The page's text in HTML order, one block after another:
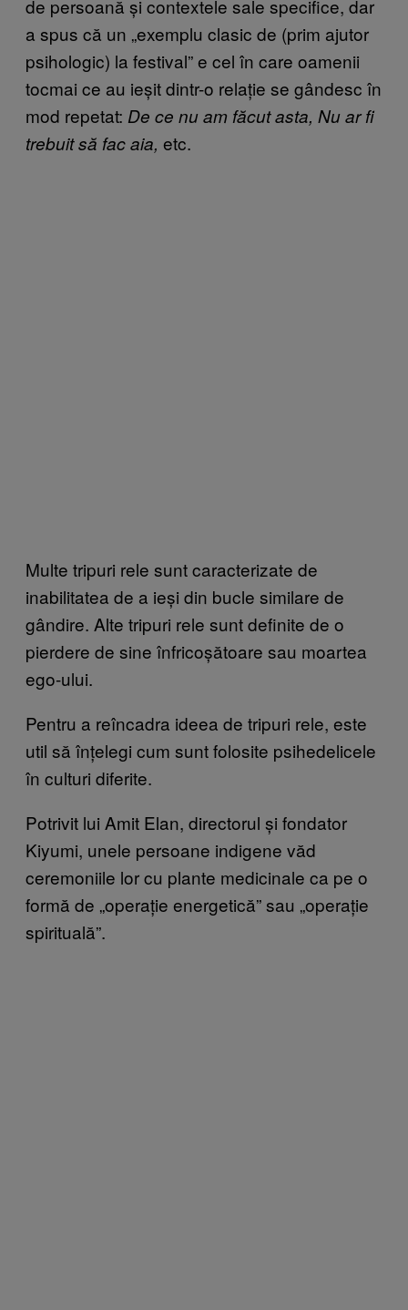
de persoană și contextele sale specifice, dar
a spus că un „exemplu clasic de (prim ajutor
psihologic) la festival” e cel în care oamenii
tocmai ce au ieșit dintr-o relație se gândesc în
mod repetat: De ce nu am făcut asta, Nu ar fi
trebuit să fac aia, etc.
Multe tripuri rele sunt caracterizate de
inabilitatea de a ieși din bucle similare de
gândire. Alte tripuri rele sunt definite de o
pierdere de sine înfricoșătoare sau moartea
ego-ului.
Pentru a reîncadra ideea de tripuri rele, este
util să înțelegi cum sunt folosite psihedelicele
în culturi diferite.
Potrivit lui Amit Elan, directorul și fondator
Kiyumi, unele persoane indigene văd
ceremoniile lor cu plante medicinale ca pe o
formă de „operație energetică” sau „operație
spirituală”.